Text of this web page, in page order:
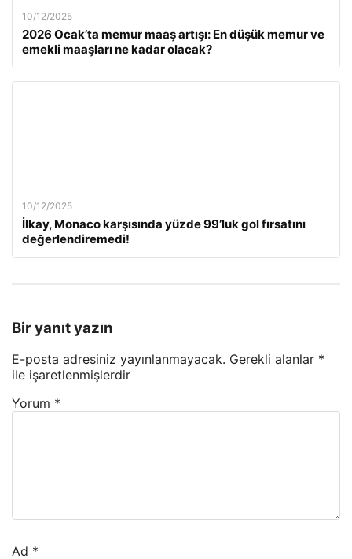
10/12/2025
2026 Ocak’ta memur maaş artışı: En düşük memur ve
emekli maaşları ne kadar olacak?
10/12/2025
İlkay, Monaco karşısında yüzde 99’luk gol fırsatını
değerlendiremedi!
Bir yanıt yazın
E-posta adresiniz yayınlanmayacak. Gerekli alanlar *
ile işaretlenmişlerdir
Yorum *
Ad *